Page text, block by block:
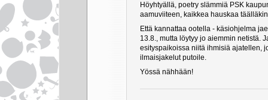
Höyhtyällä, poetry slämmiä PSK
aamuviiteen, kaikkea hauskaa
Että kannattaa ootella - käsiohjelma
13.8., mutta löytyy jo aiemmin netistä.
esityspaikoissa niitä ihmisiä ajatellen,
ilmaisjakelut putoile.
Yössä nähhään!